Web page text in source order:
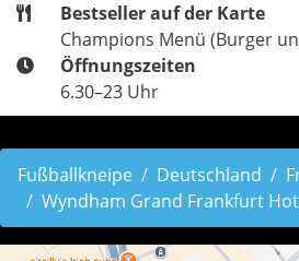
Bestseller auf der Karte
Champions Menü (Burger
Öffnungszeiten
6.30–23 Uhr
Fußballkneipe Deutschland
Wyndham Grand Frankfurt